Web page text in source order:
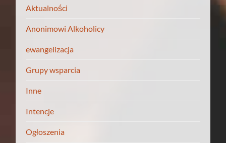
Aktualności
Anonimowi Alkoholicy
ewangelizacja
Grupy wsparcia
Inne
Intencje
Ogłoszenia